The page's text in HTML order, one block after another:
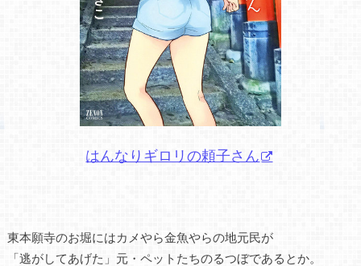
はんなりギロリの頼子さん
東本願寺のお堀にはカメやら金魚やらの地元民が
「逃がしてあげた」元・ペットたちのるつぼであるとか。